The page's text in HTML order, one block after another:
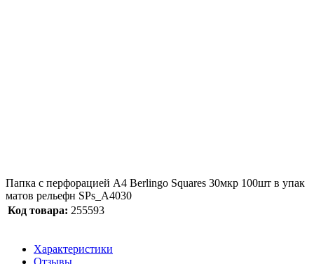
Папка с перфорацией А4 Berlingo Squares 30мкр 100шт в упак
матов рельефн SPs_A4030
Код товара: 255593
Характеристики
Отзывы